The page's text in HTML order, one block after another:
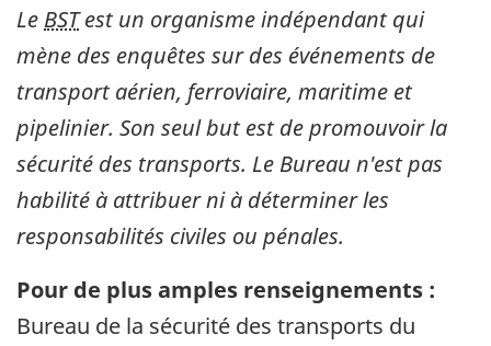
Le BSTest un organisme indépendant qui
mène des enquêtes sur des événements de
transport aérien, ferroviaire, maritime et
pipelinier. Son seul but est de promouvoir la
sécurité des transports. Le Bureau n'est pas
habilité à attribuer ni à déterminer les
responsabilités civiles ou pénales.
Pour de plus amples renseignements :
Bureau de la sécurité des transports du